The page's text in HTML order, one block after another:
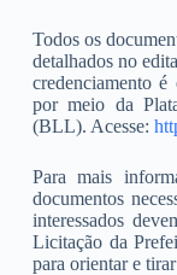
Todos os
detalhados no
credenciamento
por meio da
(BLL). Acesse:
Para mais
documentos
interessados
Licitação da
para orientar e